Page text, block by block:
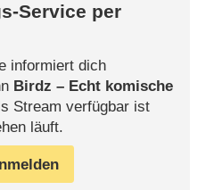
Service per
informiert dich
Birdz – Echt komische
Stream verfügbar ist
läuft.